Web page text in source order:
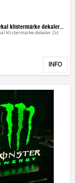
klistermärke dekaler 2st
INFO